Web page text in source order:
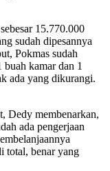
15.770.000
sudah dipesannya
Pokmas sudah
kamar dan 1
ada yang dikurangi.
Dedy membenarkan,
ada pengerjaan
total, benar yang